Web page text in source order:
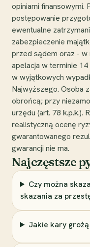
opiniami finansowymi.
postępowanie
ewentualne
zabezpieczenie
przed sądem oraz - w
apelacja w terminie
w wyjątkowych
Najwyższego. Osoba
obrońcą; przy
urzędu (art. 78 k.p.k.).
realistyczną ocenę
gwarantowanego
gwarancji nie ma.
Najczęstsze
Czy można
skazania za
Jakie kary